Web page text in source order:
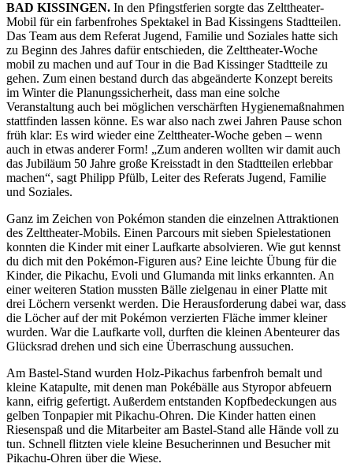
BAD KISSINGEN. In den Pfingstferien sorgte das Zelttheater-
Mobil für ein farbenfrohes Spektakel in Bad Kissingens Stadtteilen.
Das Team aus dem Referat Jugend, Familie und Soziales hatte sich
zu Beginn des Jahres dafür entschieden, die Zelttheater-Woche
mobil zu machen und auf Tour in die Bad Kissinger Stadtteile zu
gehen. Zum einen bestand durch das abgeänderte Konzept bereits
im Winter die Planungssicherheit, dass man eine solche
Veranstaltung auch bei möglichen verschärften Hygienemaßnahmen
stattfinden lassen könne. Es war also nach zwei Jahren Pause schon
früh klar: Es wird wieder eine Zelttheater-Woche geben – wenn
auch in etwas anderer Form! „Zum anderen wollten wir damit auch
das Jubiläum 50 Jahre große Kreisstadt in den Stadtteilen erlebbar
machen“, sagt Philipp Pfülb, Leiter des Referats Jugend, Familie
und Soziales.
Ganz im Zeichen von Pokémon standen die einzelnen Attraktionen
des Zelttheater-Mobils. Einen Parcours mit sieben Spielestationen
konnten die Kinder mit einer Laufkarte absolvieren. Wie gut kennst
du dich mit den Pokémon-Figuren aus? Eine leichte Übung für die
Kinder, die Pikachu, Evoli und Glumanda mit links erkannten. An
einer weiteren Station mussten Bälle zielgenau in einer Platte mit
drei Löchern versenkt werden. Die Herausforderung dabei war, dass
die Löcher auf der mit Pokémon verzierten Fläche immer kleiner
wurden. War die Laufkarte voll, durften die kleinen Abenteurer das
Glücksrad drehen und sich eine Überraschung aussuchen.
Am Bastel-Stand wurden Holz-Pikachus farbenfroh bemalt und
kleine Katapulte, mit denen man Pokébälle aus Styropor abfeuern
kann, eifrig gefertigt. Außerdem entstanden Kopfbedeckungen aus
gelben Tonpapier mit Pikachu-Ohren. Die Kinder hatten einen
Riesenspaß und die Mitarbeiter am Bastel-Stand alle Hände voll zu
tun. Schnell flitzten viele kleine Besucherinnen und Besucher mit
Pikachu-Ohren über die Wiese.